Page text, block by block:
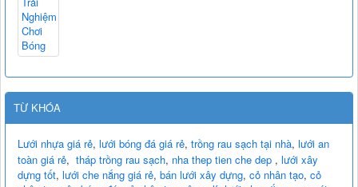
TỪ KHÓA
Lưới nhựa giá rẻ, lưới bóng đá giá rẻ, trồng rau sạch tại nhà, lưới an
toàn giá rẻ, tháp trồng rau sạch, nha thep tien che dep , lưới xây
dựng tốt, lưới che nắng giá rẻ, bán lưới xây dựng, cỏ nhân tạo, cỏ